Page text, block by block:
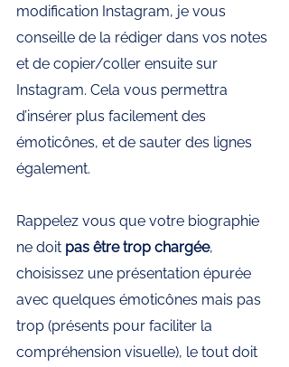
modification Instagram, je vous
conseille de la rédiger dans vos notes
et de copier/coller ensuite sur
Instagram. Cela vous permettra
d’insérer plus facilement des
émoticônes, et de sauter des lignes
également.
Rappelez vous que votre biographie
ne doit pas être trop chargée,
choisissez une présentation épurée
avec quelques émoticônes mais pas
trop (présents pour faciliter la
compréhension visuelle), le tout doit